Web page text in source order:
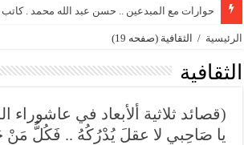
حوارات مع المبدعين .. حسن عبد الله محمد .
الرئيسية / الثقافية (صفحه 19)
الثقافية
(قصائد ثلاثية ألأبعاد في عاشوراء
يا صَاحِبي لا عقلَ يُدْرُكُهُ .. فَكُلُّ مَنْ